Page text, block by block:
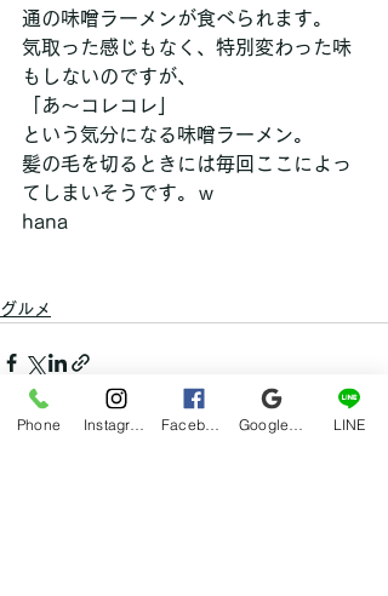
通の味噌ラーメンが食べられます。
気取った感じもなく、特別変わった味
もしないのですが、
「あ～コレコレ」
という気分になる味噌ラーメン。
髪の毛を切るときには毎回ここによっ
てしまいそうです。ｗ
hana
グルメ
Phone LINE